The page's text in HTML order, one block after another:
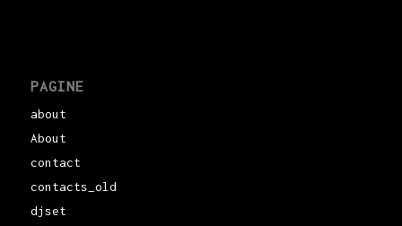
PAGINE
about
About
contact
contacts_old
djset